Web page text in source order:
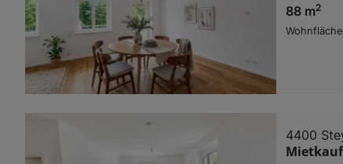
88 m2
Wohnfläche
4400